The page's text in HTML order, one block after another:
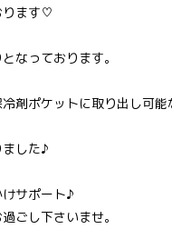
ります♡
なっております。
剤ポケットに取り出し可
した♪
サポート♪
ごし下さいませ。